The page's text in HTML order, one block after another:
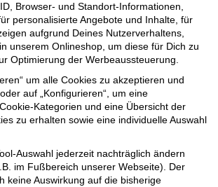
Browser- und Standort-Informationen,
personalisierte Angebote und Inhalte, für
aufgrund Deines Nutzerverhaltens,
unserem Onlineshop, um diese für Dich zu
Optimierung der Werbeaussteuerung.
um alle Cookies zu akzeptieren und
auf „Konfigurieren“, um eine
Kategorien und eine Übersicht der
zu erhalten sowie eine individuelle Auswahl
Auswahl jederzeit nachträglich ändern
im Fußbereich unserer Webseite). Der
keine Auswirkung auf die bisherige